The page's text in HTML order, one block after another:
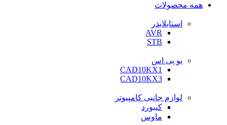
همه محصولات
استابلایذر
AVR
STB
یو پی اس
CAD10KX1
CAD10KX3
لوازم جانبی کامپیوتر
کیبورد
ماوس